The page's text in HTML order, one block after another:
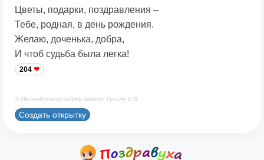
Цветы, подарки, поздравления –
Тебе, родная, в день рождения.
Желаю, доченька, добра,
И чтоб судьба была легка!
204
© Принадлежит сайту. Автор: Гульпе К.В.
Создать открытку